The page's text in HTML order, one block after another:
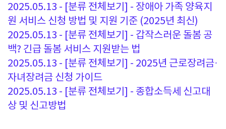
2025.05.13 - [분류 전체보기] - 장애아 가족 양육지
원 서비스 신청 방법 및 지원 기준 (2025년 최신)
2025.05.13 - [분류 전체보기] - 갑작스러운 돌봄 공
백? 긴급 돌봄 서비스 지원받는 법
2025.05.13 - [분류 전체보기] - 2025년 근로장려금·
자녀장려금 신청 가이드
2025.05.13 - [분류 전체보기] - 종합소득세 신고대
상 및 신고방법